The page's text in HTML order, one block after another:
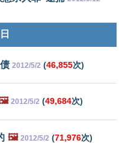
2012/5/2 (46,855次)
2012/5/2 (49,684次)
🖼️ 2012/5/2 (71,976次)